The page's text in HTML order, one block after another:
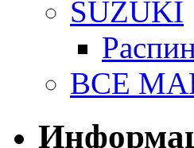
SUZUKI
ВСЕ